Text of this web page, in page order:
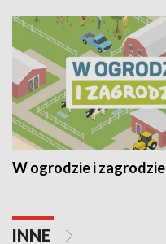
W ogrodzie i zagrodzie
INNE